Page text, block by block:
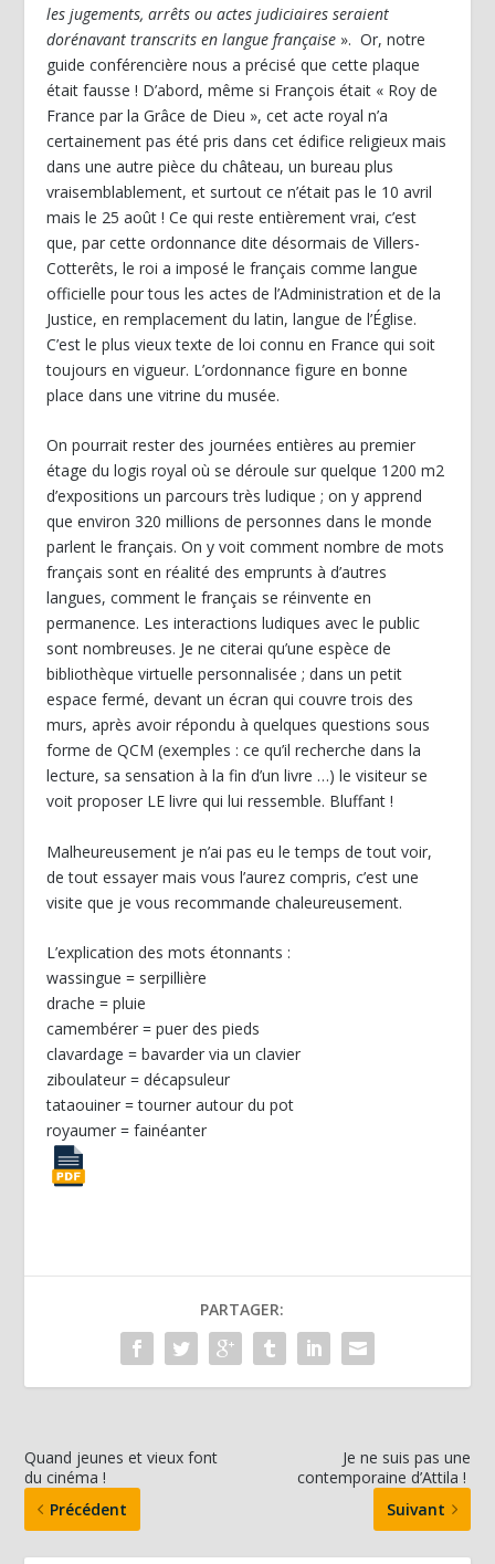
les jugements, arrêts ou actes judiciaires seraient
dorénavant transcrits en langue française ». Or, notre
guide conférencière nous a précisé que cette plaque
était fausse ! D’abord, même si François était « Roy de
France par la Grâce de Dieu », cet acte royal n’a
certainement pas été pris dans cet édifice religieux mais
dans une autre pièce du château, un bureau plus
vraisemblablement, et surtout ce n’était pas le 10 avril
mais le 25 août ! Ce qui reste entièrement vrai, c’est
que, par cette ordonnance dite désormais de Villers-
Cotterêts, le roi a imposé le français comme langue
officielle pour tous les actes de l’Administration et de la
Justice, en remplacement du latin, langue de l’Église.
C’est le plus vieux texte de loi connu en France qui soit
toujours en vigueur. L’ordonnance figure en bonne
place dans une vitrine du musée.
On pourrait rester des journées entières au premier
étage du logis royal où se déroule sur quelque 1200 m2
d’expositions un parcours très ludique ; on y apprend
que environ 320 millions de personnes dans le monde
parlent le français. On y voit comment nombre de mots
français sont en réalité des emprunts à d’autres
langues, comment le français se réinvente en
permanence. Les interactions ludiques avec le public
sont nombreuses. Je ne citerai qu’une espèce de
bibliothèque virtuelle personnalisée ; dans un petit
espace fermé, devant un écran qui couvre trois des
murs, après avoir répondu à quelques questions sous
forme de QCM (exemples : ce qu’il recherche dans la
lecture, sa sensation à la fin d’un livre …) le visiteur se
voit proposer LE livre qui lui ressemble. Bluffant !
Malheureusement je n’ai pas eu le temps de tout voir,
de tout essayer mais vous l’aurez compris, c’est une
visite que je vous recommande chaleureusement.
L’explication des mots étonnants :
wassingue = serpillière
drache = pluie
camembérer = puer des pieds
clavardage = bavarder via un clavier
ziboulateur = décapsuleur
tataouiner = tourner autour du pot
royaumer = fainéanter
PARTAGER:
Quand jeunes et vieux font
du cinéma !
Précédent
Je ne suis pas une
contemporaine d’Attila !
Suivant